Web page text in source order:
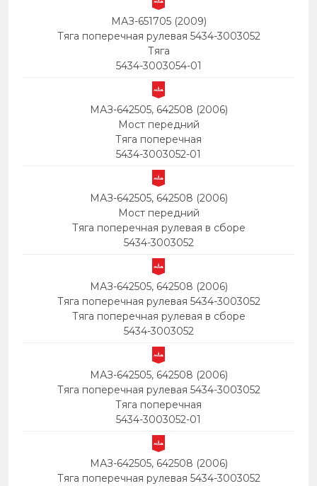
МАЗ-651705 (2009)
Тяга поперечная рулевая 5434-3003052
Тяга
5434-3003054-01
МАЗ-642505, 642508 (2006)
Мост передний
Тяга поперечная
5434-3003052-01
МАЗ-642505, 642508 (2006)
Мост передний
Тяга поперечная рулевая в сборе
5434-3003052
МАЗ-642505, 642508 (2006)
Тяга поперечная рулевая 5434-3003052
Тяга поперечная рулевая в сборе
5434-3003052
МАЗ-642505, 642508 (2006)
Тяга поперечная рулевая 5434-3003052
Тяга поперечная
5434-3003052-01
МАЗ-642505, 642508 (2006)
Тяга поперечная рулевая 5434-3003052